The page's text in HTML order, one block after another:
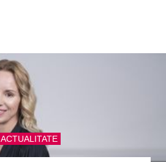
ACTUALITATE